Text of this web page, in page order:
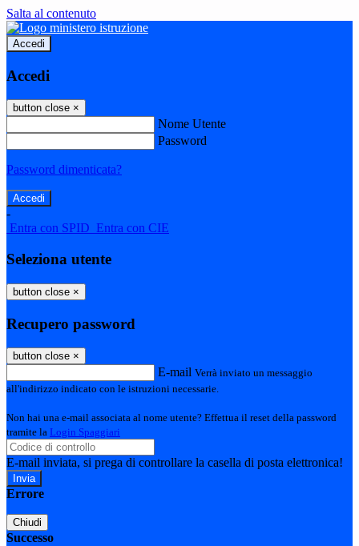
Salta al contenuto
Accedi
Accedi
button close ×
Nome Utente
Password
Password dimenticata?
-
Entra con SPID Entra con CIE
Seleziona utente
button close ×
Recupero password
button close ×
E-mail Verrà inviato un messaggio
all'indirizzo indicato con le istruzioni necessarie.
Non hai una e-mail associata al nome utente? Effettua il reset della password
tramite la Login Spaggiari
E-mail inviata, si prega di controllare la casella di posta elettronica!
Errore
Chiudi
Successo